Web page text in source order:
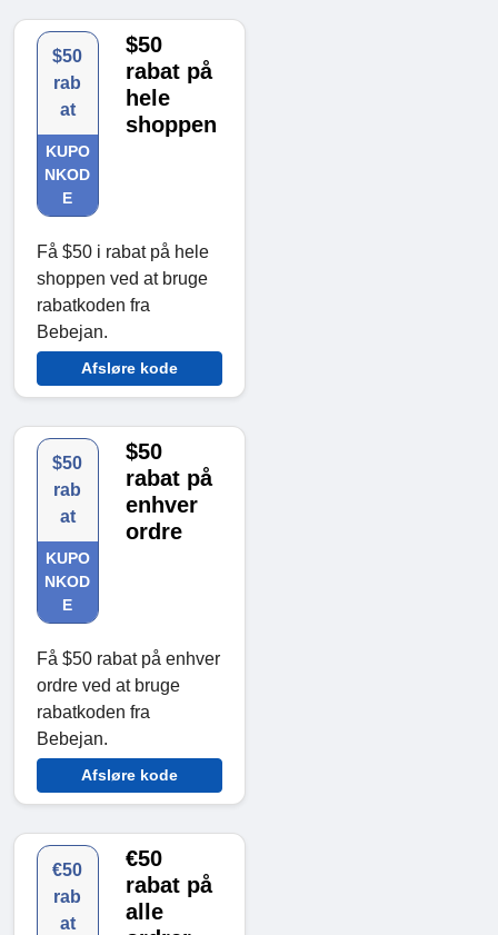
$50
rab
at
KUPO
NKOD
E
$50
rabat på
hele
shoppen
Få $50 i rabat på hele
shoppen ved at bruge
rabatkoden fra
Bebejan.
Afsløre kode
$50
rab
at
KUPO
NKOD
E
$50
rabat på
enhver
ordre
Få $50 rabat på enhver
ordre ved at bruge
rabatkoden fra
Bebejan.
Afsløre kode
€50
rab
at
€50
rabat på
alle